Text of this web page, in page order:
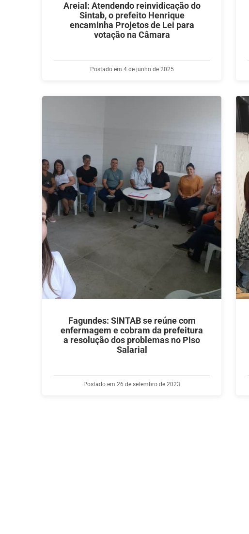
Areial: Atendendo reinvidicação do
Sintab, o prefeito Henrique
encaminha Projetos de Lei para
votação na Câmara
Postado em 4 de junho de 2025
Fagundes: SINTAB se reúne com
enfermagem e cobram da prefeitura
a resolução dos problemas no Piso
Salarial
Postado em 26 de setembro de 2023